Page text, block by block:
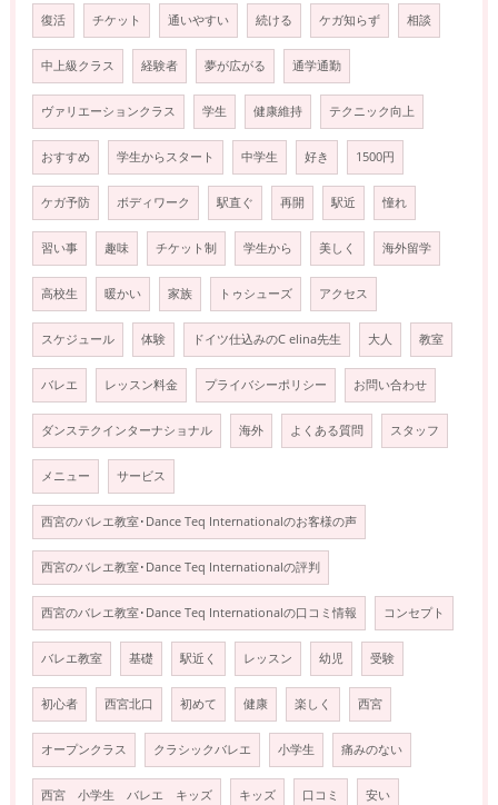
復活 チケット 通いやすい 続ける ケガ知らず 相談
中上級クラス 経験者 夢が広がる 通学通勤
ヴァリエーションクラス 学生 健康維持 テクニック向上
おすすめ 学生からスタート 中学生 好き 1500円
ケガ予防 ボディワーク 駅直ぐ 再開 駅近 憧れ
習い事 趣味 チケット制 学生から 美しく 海外留学
高校生 暖かい 家族 トゥシューズ アクセス
スケジュール 体験 ドイツ仕込みのC elina先生 大人 教室
バレエ レッスン料金 プライバシーポリシー お問い合わせ
ダンステクインターナショナル 海外 よくある質問 スタッフ
メニュー サービス
西宮のバレエ教室･Dance Teq Internationalのお客様の声
西宮のバレエ教室･Dance Teq Internationalの評判
西宮のバレエ教室･Dance Teq Internationalの口コミ情報 コンセプト
バレエ教室 基礎 駅近く レッスン 幼児 受験
初心者 西宮北口 初めて 健康 楽しく 西宮
オープンクラス クラシックバレエ 小学生 痛みのない
西宮 小学生 バレエ キッズ キッズ 口コミ 安い